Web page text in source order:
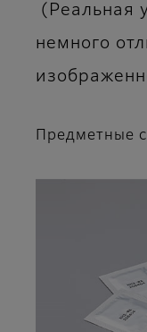
(Реальная
немного
Предметные